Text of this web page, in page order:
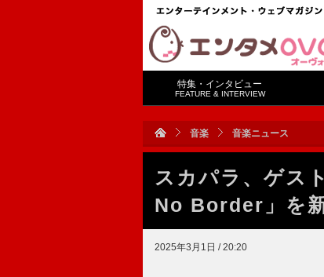
特集・インタビュー
FEATURE & INTERVIEW
音楽 音楽ニュース
スカパラ、ゲス
No Border」を
2025年3月1日 / 20:20